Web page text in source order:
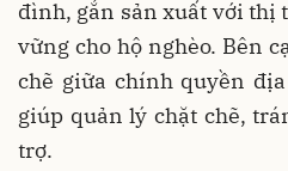
đình, gắn sản xuất với thị
vững cho hộ nghèo. Bên
chẽ giữa chính quyền
giúp quản lý chặt chẽ,
trợ.